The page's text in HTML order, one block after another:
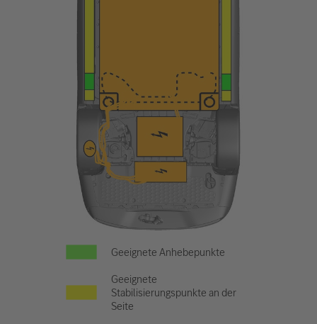
Geeignete Anhebepunkte
Geeignete
Stabilisierungspunkte an der
Seite